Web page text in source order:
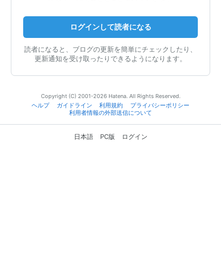
ログインして読者になる
読者になると、ブログの更新を簡単にチェックしたり、
更新通知を受け取ったりできるようになります。
Copyright (C) 2001-2026 Hatena. All Rights Reserved.
ヘルプ
ガイドライン 利用規約
プライバシーポリシー
利用者情報の外部送信について
日本語 PC版 ログイン